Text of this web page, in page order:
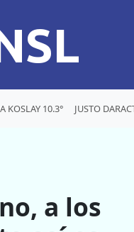
KOSLAY 10.3° JUSTO
a los